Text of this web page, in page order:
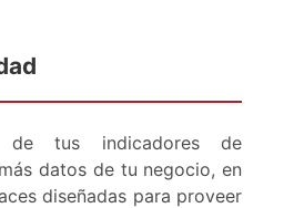
de tus indicadores de
datos de tu negocio, en
diseñadas para proveer